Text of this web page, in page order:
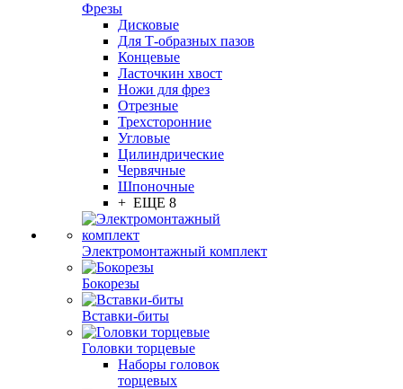
Фрезы
Дисковые
Для Т-образных пазов
Концевые
Ласточкин хвост
Ножи для фрез
Отрезные
Трехсторонние
Угловые
Цилиндрические
Червячные
Шпоночные
+ ЕЩЕ 8
Электромонтажный комплект
Бокорезы
Вставки-биты
Головки торцевые
Наборы головок
торцевых